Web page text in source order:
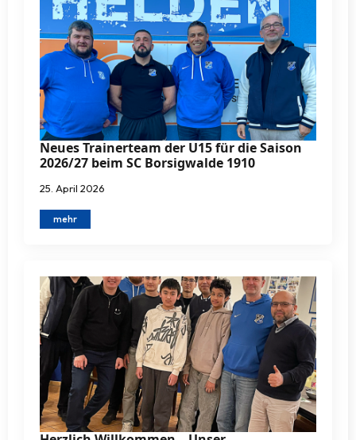
Neues Trainerteam der U15 für die Saison
2026/27 beim SC Borsigwalde 1910
25. April 2026
mehr